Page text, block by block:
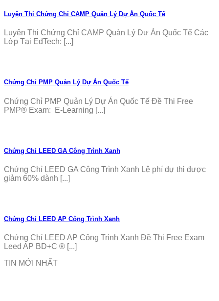
Luyện Thi Chứng Chỉ CAMP Quản Lý Dự Án Quốc Tế
Luyện Thi Chứng Chỉ CAMP Quản Lý Dự Án Quốc Tế Các
Lớp Tại EdTech: [...]
Chứng Chỉ PMP Quản Lý Dự Án Quốc Tế
Chứng Chỉ PMP Quản Lý Dự Án Quốc Tế Đề Thi Free
PMP® Exam: E-Learning [...]
Chứng Chỉ LEED GA Công Trình Xanh
Chứng Chỉ LEED GA Công Trình Xanh Lệ phí dự thi được
giảm 60% dành [...]
Chứng Chỉ LEED AP Công Trình Xanh
Chứng Chỉ LEED AP Công Trình Xanh Đề Thi Free Exam
Leed AP BD+C ® [...]
TIN MỚI NHẤT